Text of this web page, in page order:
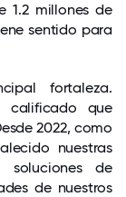
1.2 millones de
sentido para
fortaleza.
calificado que
2022, como
nuestras
soluciones de
de nuestros